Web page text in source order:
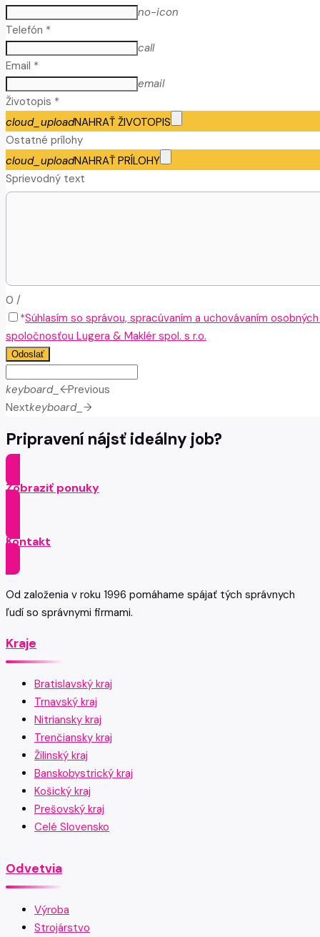
no-icon
Telefón *
call
Email *
email
Životopis *
cloud_uploadNAHRAŤ ŽIVOTOPIS
Ostatné prílohy
cloud_uploadNAHRAŤ PRÍLOHY
Sprievodný text
0 /
*Súhlasím so správou, spracúvaním a uchovávaním
spoločnosťou Lugera & Maklér spol. s r.o.
Odoslať
keyboard_arrow_leftPrevious
Nextkeyboard_arrow_right
Pripravení nájsť ideálny job?
Zobraziť ponuky
Kontakt
Od založenia v roku 1996 pomáhame spájať tých správnych
ľudí so správnymi firmami.
Kraje
Bratislavský kraj
Trnavský kraj
Nitriansky kraj
Trenčiansky kraj
Žilinský kraj
Banskobystrický kraj
Košický kraj
Prešovský kraj
Celé Slovensko
Odvetvia
Výroba
Strojárstvo